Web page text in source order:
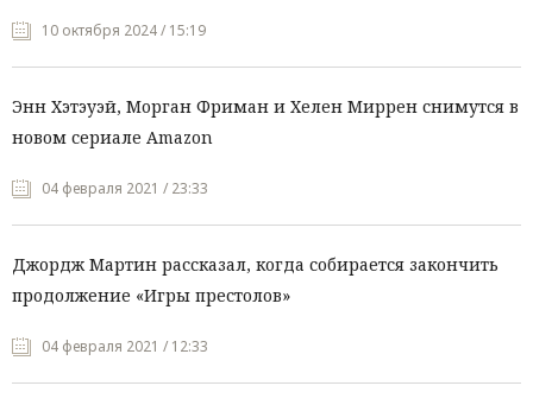
10 октября 2024 / 15:19
Энн Хэтэуэй, Морган Фриман и Хелен Миррен снимутся в
новом сериале Amazon
04 февраля 2021 / 23:33
Джордж Мартин рассказал, когда собирается закончить
продолжение «Игры престолов»
04 февраля 2021 / 12:33